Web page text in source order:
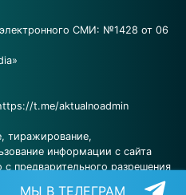
СМИ: №1428 от 06
t.me/aktualnoadmin
тиражирование,
информации с сайта
предварительного разрешения
МЫ В ТЕЛЕГРАМ